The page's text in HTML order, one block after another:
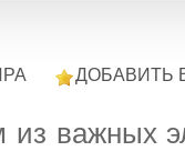
ДОБАВИТЬ
из важных